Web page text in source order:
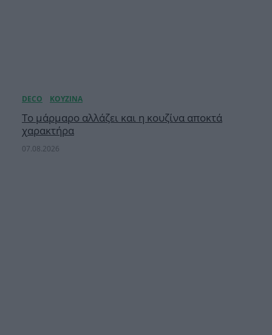
Το μάρμαρο αλλάζει και η κουζίνα αποκτά
χαρακτήρα
07.08.2026